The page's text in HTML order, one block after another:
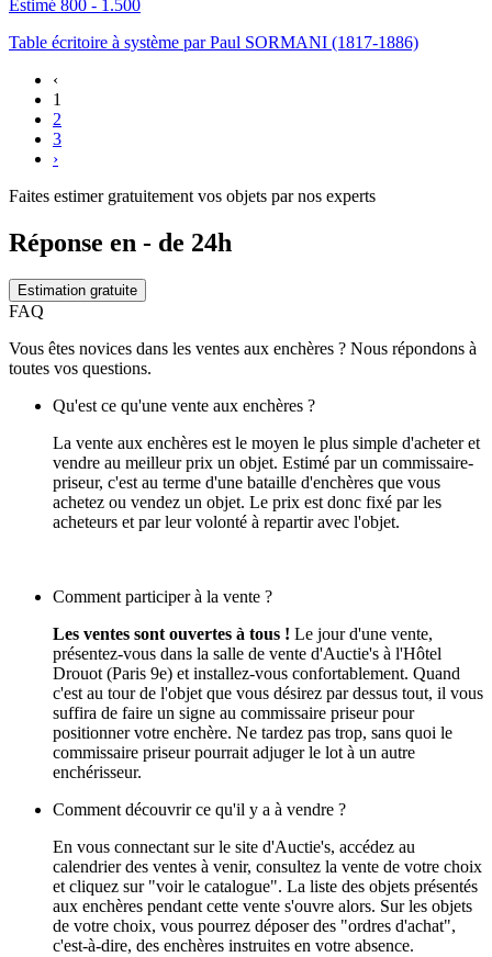
Estimé 800 - 1.500
Table écritoire à système par Paul SORMANI (1817-1886)
‹
1
2
3
›
Faites estimer gratuitement vos objets par nos experts
Réponse en - de 24h
Estimation gratuite
FAQ
Vous êtes novices dans les ventes aux enchères ? Nous répondons à
toutes vos questions.
Qu'est ce qu'une vente aux enchères ?
La vente aux enchères est le moyen le plus simple d'acheter et
vendre au meilleur prix un objet. Estimé par un commissaire-
priseur, c'est au terme d'une bataille d'enchères que vous
achetez ou vendez un objet. Le prix est donc fixé par les
acheteurs et par leur volonté à repartir avec l'objet.
Comment participer à la vente ?
Les ventes sont ouvertes à tous ! Le jour d'une vente,
présentez-vous dans la salle de vente d'Auctie's à l'Hôtel
Drouot (Paris 9e) et installez-vous confortablement. Quand
c'est au tour de l'objet que vous désirez par dessus tout, il vous
suffira de faire un signe au commissaire priseur pour
positionner votre enchère. Ne tardez pas trop, sans quoi le
commissaire priseur pourrait adjuger le lot à un autre
enchérisseur.
Comment découvrir ce qu'il y a à vendre ?
En vous connectant sur le site d'Auctie's, accédez au
calendrier des ventes à venir, consultez la vente de votre choix
et cliquez sur "voir le catalogue". La liste des objets présentés
aux enchères pendant cette vente s'ouvre alors. Sur les objets
de votre choix, vous pourrez déposer des "ordres d'achat",
c'est-à-dire, des enchères instruites en votre absence.